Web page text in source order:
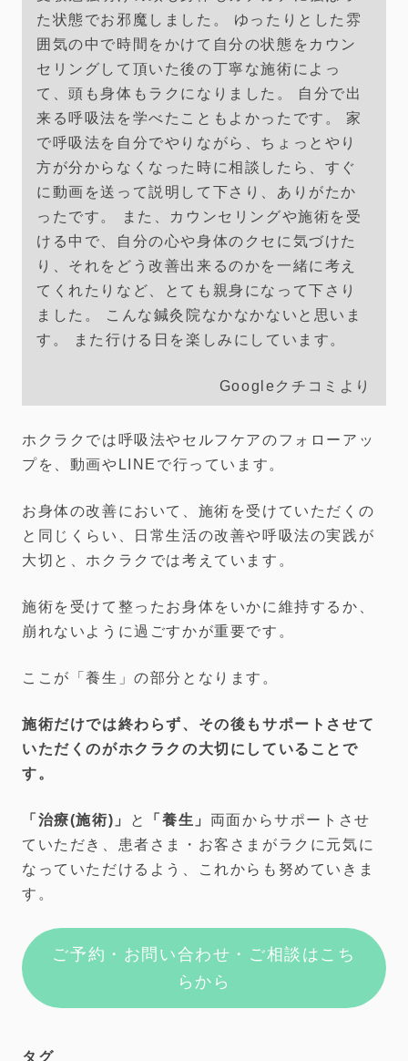
た状態でお邪魔しました。 ゆったりとした雰
囲気の中で時間をかけて自分の状態をカウン
セリングして頂いた後の丁寧な施術によっ
て、頭も身体もラクになりました。 自分で出
来る呼吸法を学べたこともよかったです。 家
で呼吸法を自分でやりながら、ちょっとやり
方が分からなくなった時に相談したら、すぐ
に動画を送って説明して下さり、ありがたか
ったです。 また、カウンセリングや施術を受
ける中で、自分の心や身体のクセに気づけた
り、それをどう改善出来るのかを一緒に考え
てくれたりなど、とても親身になって下さり
ました。 こんな鍼灸院なかなかないと思いま
す。 また行ける日を楽しみにしています。
Googleクチコミより
ホクラクでは呼吸法やセルフケアのフォローアッ
プを、動画やLINEで行っています。
お身体の改善において、施術を受けていただくの
と同じくらい、日常生活の改善や呼吸法の実践が
大切と、ホクラクでは考えています。
施術を受けて整ったお身体をいかに維持するか、
崩れないように過ごすかが重要です。
ここが「養生」の部分となります。
施術だけでは終わらず、その後もサポートさせて
いただくのがホクラクの大切にしていることで
す。
「治療(施術)」 と 「養生」 両面からサポートさせ
ていただき、患者さま・お客さまがラクに元気に
なっていただけるよう、これからも努めていきま
す。
ご予約・お問い合わせ・ご相談はこち
らから
タグ